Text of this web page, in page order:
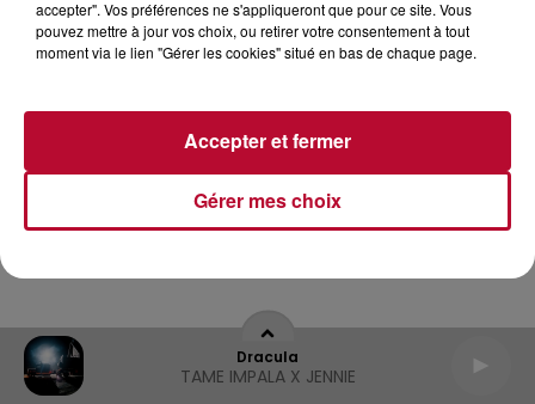
Dracula
TAME IMPALA X JENNIE
accepter". Vos préférences ne s'appliqueront que pour ce site. Vous
pouvez mettre à jour vos choix, ou retirer votre consentement à tout
moment via le lien "Gérer les cookies" situé en bas de chaque page.
Gérer mes choix
Accepter et fermer